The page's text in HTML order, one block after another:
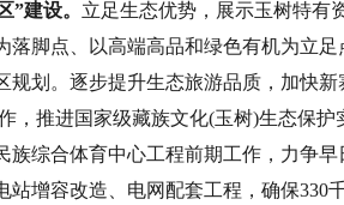
”建设。 立足生态优势，展示玉树特有
落脚点、以高端高品和绿色有机为立足
规划。逐步提升生态旅游品质，加快
，推进国家级藏族文化(玉树)生态保
族综合体育中心工程前期工作，力争早
站增容改造、电网配套工程，确保